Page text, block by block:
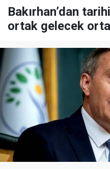
Bakırhan’dan
ortak gelecek